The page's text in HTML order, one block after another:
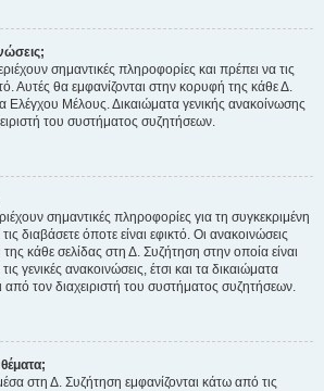
σημαντικές πληροφορίες και πρέπει να τις
Αυτές θα εμφανίζονται στην κορυφή της κάθε Δ.
Ελέγχου Μέλους. Δικαιώματα γενικής ανακοίνωσης
του συστήματος συζητήσεων.
σημαντικές πληροφορίες για τη συγκεκριμένη
διαβάσετε όποτε είναι εφικτό. Οι ανακοινώσεις
κάθε σελίδας στη Δ. Συζήτηση στην οποία είναι
γενικές ανακοινώσεις, έτσι και τα δικαιώματα
τον διαχειριστή του συστήματος συζητήσεων.
στη Δ. Συζήτηση εμφανίζονται κάτω από τις